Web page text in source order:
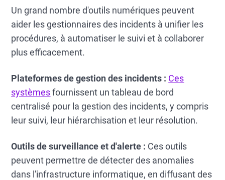
Un grand nombre d'outils numériques peuvent
aider les gestionnaires des incidents à unifier les
procédures, à automatiser le suivi et à collaborer
plus efficacement.
Plateformes de gestion des incidents : Ces
systèmesfournissent un tableau de bord
centralisé pour la gestion des incidents, y compris
leur suivi, leur hiérarchisation et leur résolution.
Outils de surveillance et d'alerte : Ces outils
peuvent permettre de détecter des anomalies
dans l'infrastructure informatique, en diffusant des